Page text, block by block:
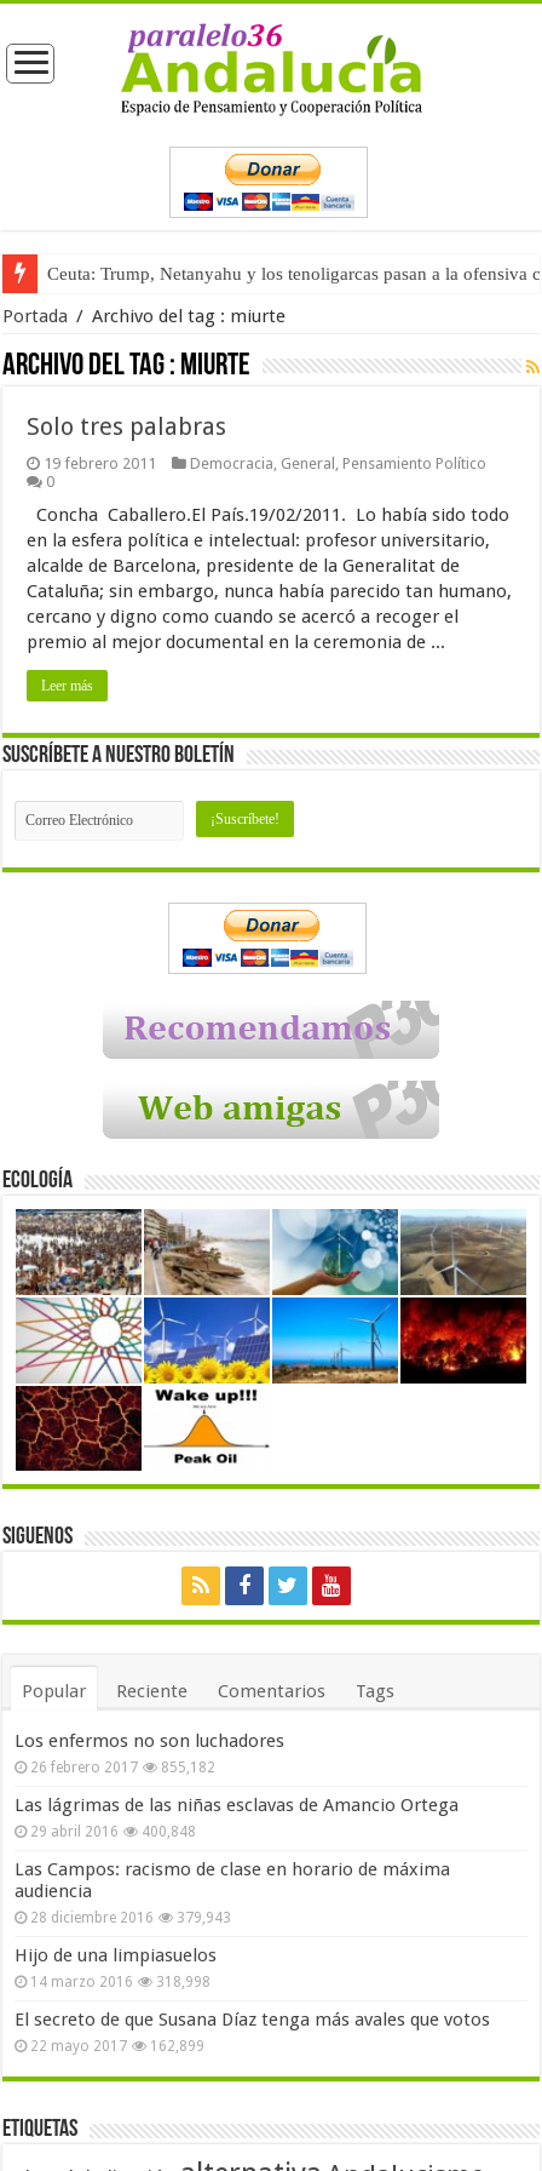
Ceuta: Trump, Netanyahu y los tenoligarcas pasan a la ofensiva
Portada / Archivo del tag : miurte
Archivo del tag : miurte
Solo tres palabras
19 febrero 2011 Democracia, General , Pensamiento Político
0
Concha Caballero.El País.19/02/2011. Lo había sido todo
en la esfera política e intelectual: profesor universitario,
alcalde de Barcelona, presidente de la Generalitat de
Cataluña; sin embargo, nunca había parecido tan humano,
cercano y digno como cuando se acercó a recoger el
premio al mejor documental en la ceremonia de ...
Leer más
Suscríbete a nuestro Boletín
Ecología
Siguenos
Popular Reciente Comentarios Tags
Los enfermos no son luchadores
26 febrero 2017 855,182
Las lágrimas de las niñas esclavas de Amancio Ortega
29 abril 2016 400,848
Las Campos: racismo de clase en horario de máxima
audiencia
28 diciembre 2016 379,943
Hijo de una limpiasuelos
14 marzo 2016 318,998
El secreto de que Susana Díaz tenga más avales que votos
22 mayo 2017 162,899
Etiquetas